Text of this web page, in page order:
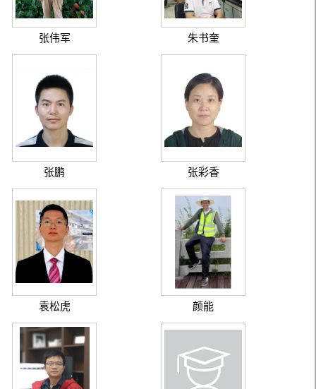
张伟军 朱书奎
张鹏 张彩香
袁松虎 颜能